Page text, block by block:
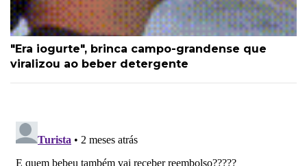
"Era iogurte", brinca campo-grandense que
viralizou ao beber detergente